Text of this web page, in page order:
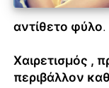
αντίθετο φύλο.
Χαιρετισμός ,
περιβάλλον